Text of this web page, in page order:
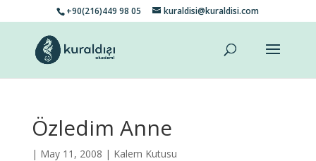
+90(216)449 98 05 kuraldisi@kuraldisi.com
Özledim Anne
| May 11, 2008 | Kalem Kutusu